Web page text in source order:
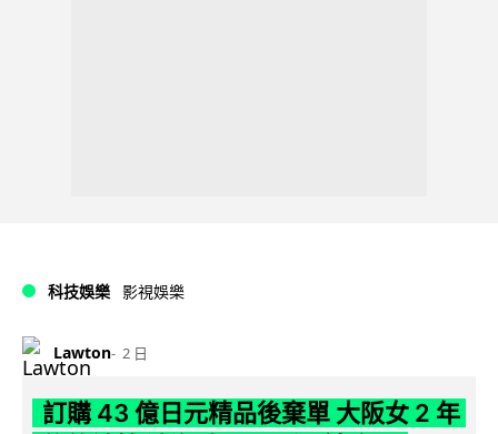
科技娛樂 影視娛樂
Lawton 2 日
訂購 43 億日元精品後棄單 大阪女 2 年